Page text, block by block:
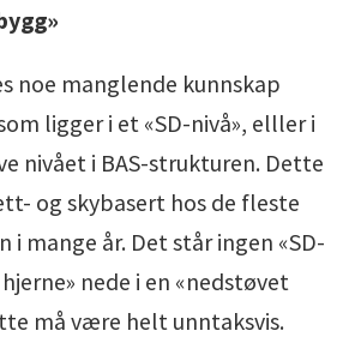
noe manglende kunnskap
ligger i et «SD-nivå», elller i
nivået i BAS-strukturen. Dette
og skybasert hos de fleste
i mange år. Det står ingen «SD-
nede i en «nedstøvet
må være helt unntaksvis.